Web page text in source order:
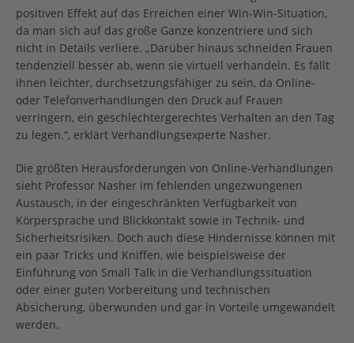
positiven Effekt auf das Erreichen einer Win-Win-Situation,
da man sich auf das große Ganze konzentriere und sich
nicht in Details verliere. „Darüber hinaus schneiden Frauen
tendenziell besser ab, wenn sie virtuell verhandeln. Es fällt
ihnen leichter, durchsetzungsfähiger zu sein, da Online-
oder Telefonverhandlungen den Druck auf Frauen
verringern, ein geschlechtergerechtes Verhalten an den Tag
zu legen.“, erklärt Verhandlungsexperte Nasher.
Die größten Herausforderungen von Online-Verhandlungen
sieht Professor Nasher im fehlenden ungezwungenen
Austausch, in der eingeschränkten Verfügbarkeit von
Körpersprache und Blickkontakt sowie in Technik- und
Sicherheitsrisiken. Doch auch diese Hindernisse können mit
ein paar Tricks und Kniffen, wie beispielsweise der
Einführung von Small Talk in die Verhandlungssituation
oder einer guten Vorbereitung und technischen
Absicherung, überwunden und gar in Vorteile umgewandelt
werden.